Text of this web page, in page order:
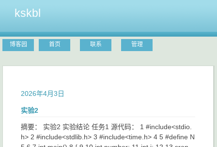
kskbl
博客园 首页 联系 管理
2026年4月3日
实验2
摘要： 实验2 实验结论 任务1 源代码： 1 #include<stdio.
h> 2 #include<stdlib.h> 3 #include<time.h> 4 5 #define N